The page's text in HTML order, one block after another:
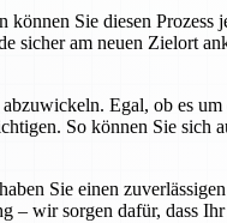
Sie diesen Prozess
sicher am neuen Zielort
Egal, ob es
So können Sie sich
Sie einen
– wir sorgen dafür, dass